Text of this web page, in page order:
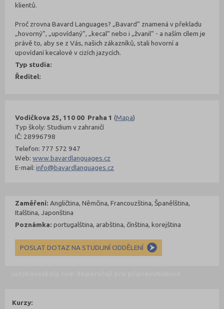
Vodičkova 25, 110 00 Praha 1 (Mapa)
Typ školy: Studium v zahraničí
IČ: 28996798
Telefon: 777 572 947
Web:www.bavardlanguages.cz
E-mail:info@bavardlanguages.cz
klientů.
Proč zrovna Bavard Languages? „Bavard“ znamená v překladu
„hovorný“, „upovídaný“, „kecal“ nebo i „žvanil“ - a naším cílem je
právě to, aby se z Vás, našich zákazníků, stali hovorní a
upovídaní kecalové v cizích jazycích.
Typ studia:
Ředitel:
Zaměření: Angličtina, Němčina, Francouzština, Španělština,
Italština, Japonština
Poznámka: portugalština, arabština, čínština, korejština
POSLAT DOTAZ NA STUDIJNÍ ODDĚLENÍ
Kurzy: